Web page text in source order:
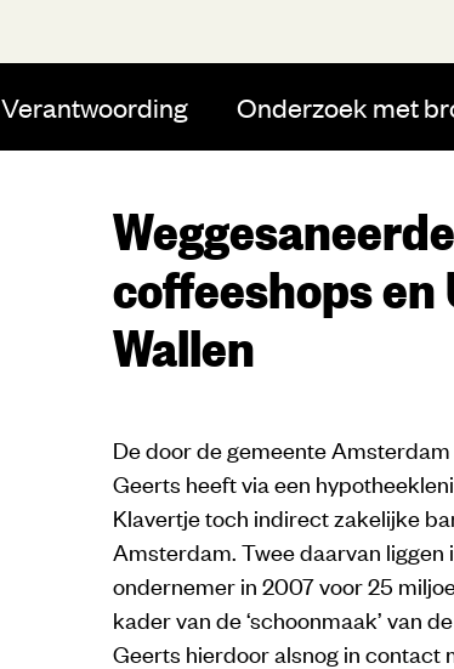
Verantwoording Onderzoek met
coffeeshops
Wallen
De door de gemeente
Geerts heeft via een
Klavertje toch indirect zakelijke
Amsterdam. Twee daarvan
ondernemer in 2007 voor 25
kader van de ‘schoonmaak’ van
Geerts hierdoor alsnog in contact